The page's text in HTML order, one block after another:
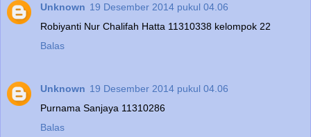
Unknown 19 Desember 2014 pukul 04.06
Robiyanti Nur Chalifah Hatta 11310338 kelompok 22
Balas
Unknown 19 Desember 2014 pukul 04.06
Purnama Sanjaya 11310286
Balas